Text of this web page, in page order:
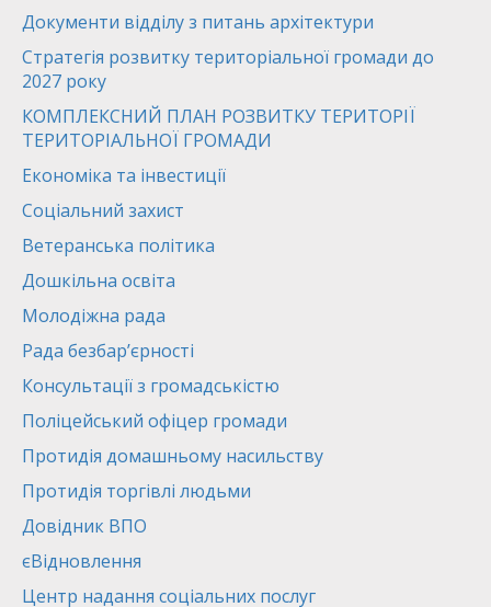
Документи відділу з питань архітектури
Стратегія розвитку територіальної громади до
2027 року
КОМПЛЕКСНИЙ ПЛАН РОЗВИТКУ ТЕРИТОРІЇ
ТЕРИТОРІАЛЬНОЇ ГРОМАДИ
Економіка та інвестиції
Соціальний захист
Ветеранська політика
Дошкільна освіта
Молодіжна рада
Рада безбар’єрності
Консультації з громадськістю
Поліцейський офіцер громади
Протидія домашньому насильству
Протидія торгівлі людьми
Довідник ВПО
єВідновлення
Центр надання соціальних послуг